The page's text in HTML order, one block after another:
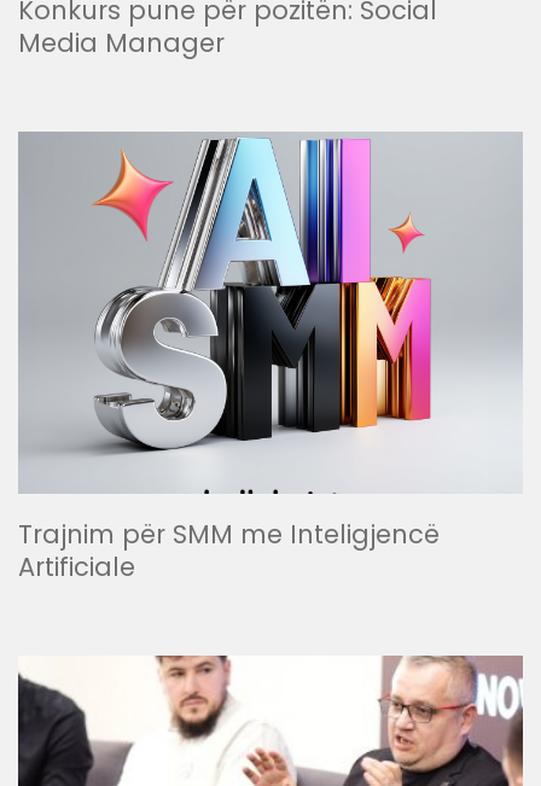
Konkurs pune për pozitën: Social
Media Manager
Trajnim për SMM me Inteligjencë
Artificiale